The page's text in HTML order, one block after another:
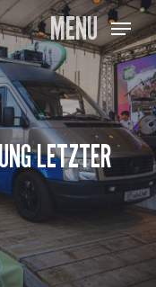
MENU
LETZTER